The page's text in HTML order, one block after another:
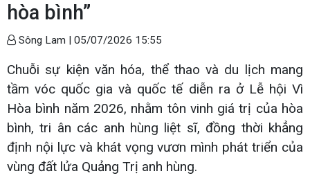
hòa bình”
Sông Lam | 05/07/2026 15:55
Chuỗi sự kiện văn hóa, thể thao và du lịch mang
tầm vóc quốc gia và quốc tế diễn ra ở Lễ hội Vì
Hòa bình năm 2026, nhằm tôn vinh giá trị của hòa
bình, tri ân các anh hùng liệt sĩ, đồng thời khẳng
định nội lực và khát vọng vươn mình phát triển của
vùng đất lửa Quảng Trị anh hùng.